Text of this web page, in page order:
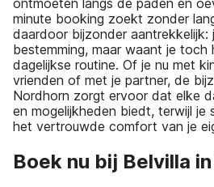
ontmoeten langs de paden en
minute booking zoekt zonder
daardoor bijzonder
bestemming, maar waant je toch
dagelijkse routine. Of je nu met
vrienden of met je partner, de
Nordhorn zorgt ervoor dat elke
en mogelijkheden biedt, terwijl je
het vertrouwde comfort van je
Boek nu bij Belvilla